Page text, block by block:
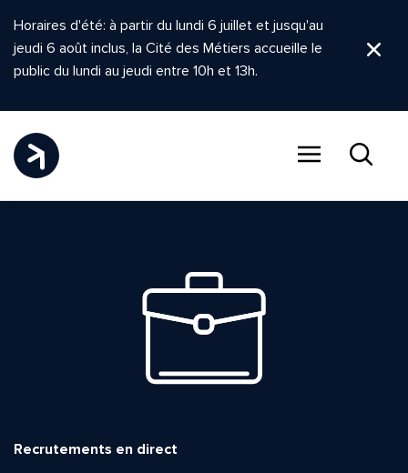
Horaires d'été: à partir du lundi 6 juillet et jusqu'au
jeudi 6 août inclus, la Cité des Métiers accueille le
public du lundi au jeudi entre 10h et 13h.
Recrutements en direct